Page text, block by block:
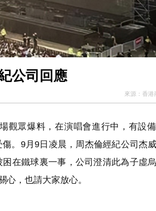
公司回應
來源： 香港
觀眾爆料，在演唱會進行中，有設
。9月9日凌晨，周杰倫經紀公司杰
在鐵球裏一事，公司澄清此為子虛
，也請大家放心。